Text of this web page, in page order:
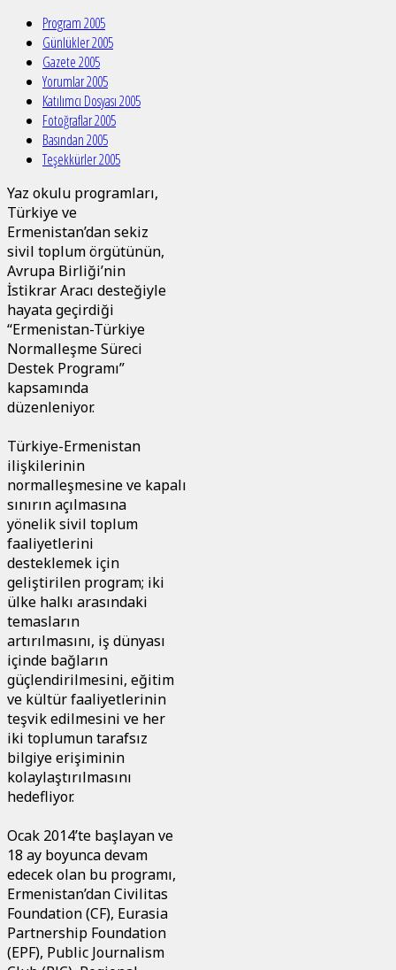
Program 2005
Günlükler 2005
Gazete 2005
Yorumlar 2005
Katılımcı Dosyası 2005
Fotoğraflar 2005
Basından 2005
Teşekkürler 2005
Yaz okulu programları,
Türkiye ve
Ermenistan’dan sekiz
sivil toplum örgütünün,
Avrupa Birliği’nin
İstikrar Aracı desteğiyle
hayata geçirdiği
“Ermenistan-Türkiye
Normalleşme Süreci
Destek Programı”
kapsamında
düzenleniyor.
Türkiye-Ermenistan
ilişkilerinin
normalleşmesine ve kapalı
sınırın açılmasına
yönelik sivil toplum
faaliyetlerini
desteklemek için
geliştirilen program; iki
ülke halkı arasındaki
temasların
artırılmasını, iş dünyası
içinde bağların
güçlendirilmesini, eğitim
ve kültür faaliyetlerinin
teşvik edilmesini ve her
iki toplumun tarafsız
bilgiye erişiminin
kolaylaştırılmasını
hedefliyor.
Ocak 2014’te başlayan ve
18 ay boyunca devam
edecek olan bu programı,
Ermenistan’dan Civilitas
Foundation (CF), Eurasia
Partnership Foundation
(EPF), Public Journalism